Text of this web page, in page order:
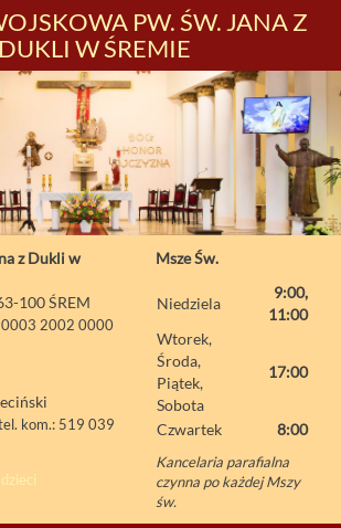
PW. ŚW. JANA Z
DUKLI W ŚREMIE
z Dukli w
100 ŚREM
2002 0000
kom.: 519 039
Msze Św.
Niedziela
9:00,
11:00
Wtorek,
Środa,
Piątek,
Sobota
17:00
Czwartek 8:00
Kancelaria parafialna
czynna po każdej Mszy
św.